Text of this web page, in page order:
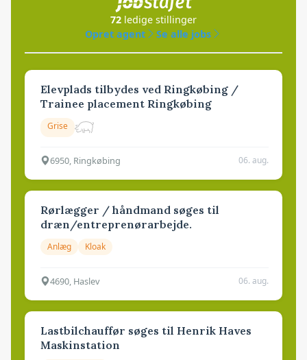
72 ledige stillinger
Opret agent
Se alle jobs
Elevplads tilbydes ved Ringkøbing /
Trainee placement Ringkøbing
Grise
6950, Ringkøbing 06. aug.
Rørlægger / håndmand søges til
dræn/entreprenørarbejde.
Anlæg Kloak
4690, Haslev 06. aug.
Lastbilchauffør søges til Henrik Haves
Maskinstation